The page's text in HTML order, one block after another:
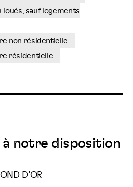
sauf logements
non résidentielle
résidentielle
à notre disposition
D’OR